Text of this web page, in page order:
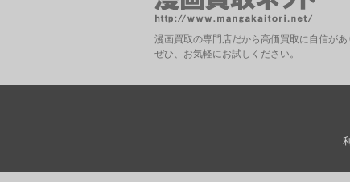
漫画買取の専門店だから高価買取に自信があ
ぜひ、お気軽にお試しください。